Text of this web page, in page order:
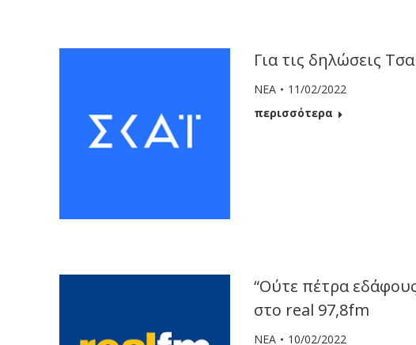
Για τις δηλώσεις
ΝΕΑ
11/02/2022
περισσότερα
“Ούτε πέτρα
στο real 97,8fm
ΝΕΑ 10/02/2022